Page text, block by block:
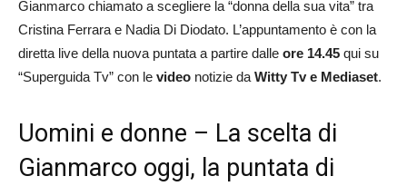
Gianmarco chiamato a scegliere la “donna della sua vita” tra
Cristina Ferrara e Nadia Di Diodato. L’appuntamento è con la
diretta live della nuova puntata a partire dalle ore 14.45 qui su
“Superguida Tv” con le video notizie da Witty Tv e Mediaset.
Uomini e donne – La scelta di
Gianmarco oggi, la puntata di